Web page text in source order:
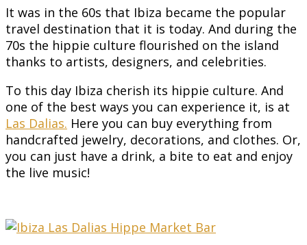
It was in the 60s that Ibiza became the popular
travel destination that it is today. And during the
70s the hippie culture flourished on the island
thanks to artists, designers, and celebrities.
To this day Ibiza cherish its hippie culture. And
one of the best ways you can experience it, is at
Las Dalias. Here you can buy everything from
handcrafted jewelry, decorations, and clothes. Or,
you can just have a drink, a bite to eat and enjoy
the live music!